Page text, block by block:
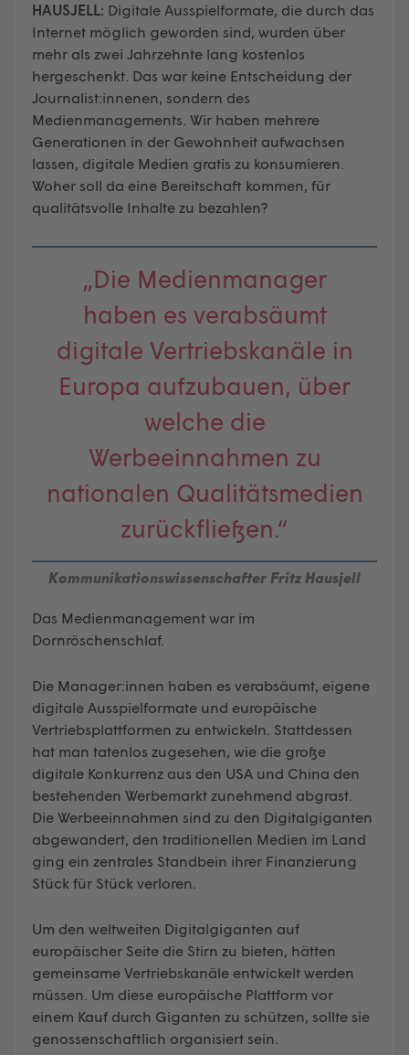
HAUSJELL: Digitale Ausspielformate, die durch das
Internet möglich geworden sind, wurden über
mehr als zwei Jahrzehnte lang kostenlos
hergeschenkt. Das war keine Entscheidung der
Journalist:innenen, sondern des
Medienmanagements. Wir haben mehrere
Generationen in der Gewohnheit aufwachsen
lassen, digitale Medien gratis zu konsumieren.
Woher soll da eine Bereitschaft kommen, für
qualitätsvolle Inhalte zu bezahlen?
„Die Medienmanager
haben es verabsäumt
digitale Vertriebskanäle in
Europa aufzubauen, über
welche die
Werbeeinnahmen zu
nationalen Qualitätsmedien
zurückfließen.“
Kommunikationswissenschafter Fritz Hausjell
Das Medienmanagement war im
Dornröschenschlaf.
Die Manager:innen haben es verabsäumt, eigene
digitale Ausspielformate und europäische
Vertriebsplattformen zu entwickeln. Stattdessen
hat man tatenlos zugesehen, wie die große
digitale Konkurrenz aus den USA und China den
bestehenden Werbemarkt zunehmend abgrast.
Die Werbeeinnahmen sind zu den Digitalgiganten
abgewandert, den traditionellen Medien im Land
ging ein zentrales Standbein ihrer Finanzierung
Stück für Stück verloren.
Um den weltweiten Digitalgiganten auf
europäischer Seite die Stirn zu bieten, hätten
gemeinsame Vertriebskanäle entwickelt werden
müssen. Um diese europäische Plattform vor
einem Kauf durch Giganten zu schützen, sollte sie
genossenschaftlich organisiert sein.